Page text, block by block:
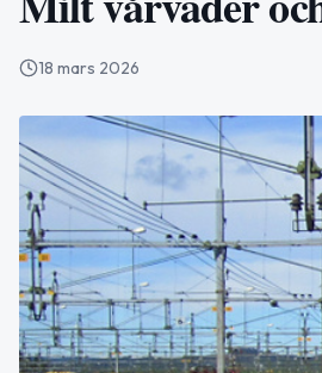
18 mars 2026